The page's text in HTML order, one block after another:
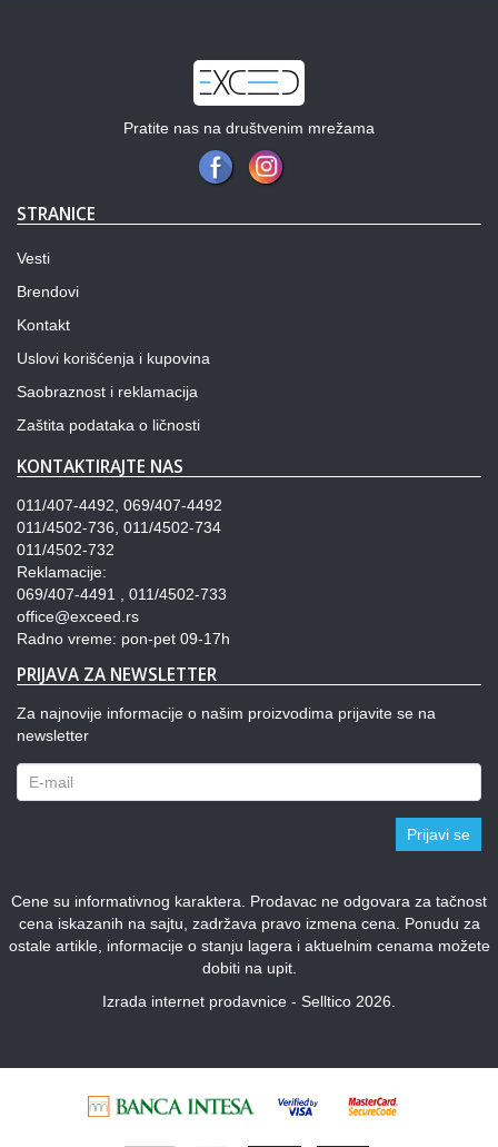
Pratite nas na društvenim mrežama
STRANICE
Vesti
Brendovi
Kontakt
Uslovi korišćenja i kupovina
Saobraznost i reklamacija
Zaštita podataka o ličnosti
KONTAKTIRAJTE NAS
011/407-4492, 069/407-4492
011/4502-736, 011/4502-734
011/4502-732
Reklamacije:
069/407-4491 , 011/4502-733
office@exceed.rs
Radno vreme: pon-pet 09-17h
PRIJAVA ZA NEWSLETTER
Za najnovije informacije o našim proizvodima prijavite se na
newsletter
Prijavi se
Cene su informativnog karaktera. Prodavac ne odgovara za tačnost
cena iskazanih na sajtu, zadržava pravo izmena cena. Ponudu za
ostale artikle, informacije o stanju lagera i aktuelnim cenama možete
dobiti na upit.
Izrada internet prodavnice - Selltico 2026.